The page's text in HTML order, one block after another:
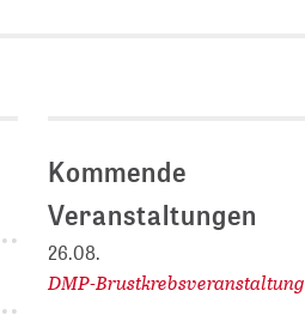
Kommende
Veranstaltungen
26.08.
DMP-Brustkrebsveranstaltung